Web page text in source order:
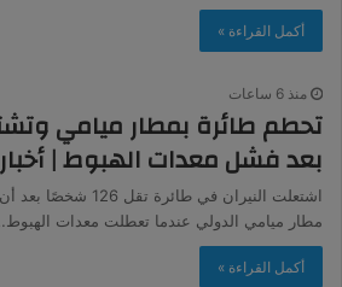
أكمل القراءة »
منذ 6 ساعات
تحطم طائرة بمطار ميامي
بعد فشل معدات الهبوط | أخبار
اشتعلت النيران في
مطار ميامي الدولي عندما تعطلت معدات
أكمل القراءة »